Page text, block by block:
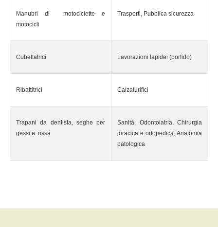
Manubri di motociclette e
motocicli
Trasporti, Pubblica sicurezza
Cubettatrici Lavorazioni lapidei (porfido)
Ribattitrici Calzaturifici
Trapani da dentista, seghe per
gessi e ossa
Sanità: Odontoiatria, Chirurgia
toracica e ortopedica, Anatomia
patologica